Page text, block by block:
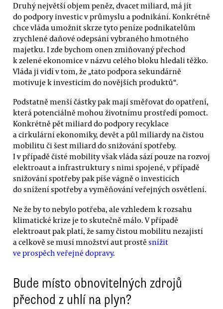
Druhý největší objem peněz, dvacet miliard, má jít
do podpory investic v průmyslu a podnikání. Konkrétně
chce vláda umožnit skrze tyto peníze podnikatelům
zrychlené daňové odepsání vybraného hmotného
majetku. I zde bychom onen zmiňovaný přechod
k zelené ekonomice v názvu celého bloku hledali těžko.
Vláda ji vidí v tom, že „tato podpora sekundárně
motivuje k investicím do novějších produktů“.
Podstatně menší částky pak mají směřovat do opatření,
která potenciálně mohou životnímu prostředí pomoct.
Konkrétně pět miliard do podpory recyklace
a cirkulární ekonomiky, devět a půl miliardy na čistou
mobilitu či šest miliard do snižování spotřeby.
I v případě čisté mobility však vláda sází pouze na rozvoj
elektroaut a infrastruktury s nimi spojené, v případě
snižování spotřeby pak píše vágně o investicích
do snížení spotřeby a vyměňování veřejných osvětlení.
Ne že by to nebylo potřeba, ale vzhledem k rozsahu
klimatické krize je to skutečně málo. V případě
elektroaut pak platí, že samy čistou mobilitu nezajistí
a celkově se musí množství aut prostě snížit
ve prospěch veřejné dopravy.
Bude místo obnovitelných zdrojů
přechod z uhlí na plyn?